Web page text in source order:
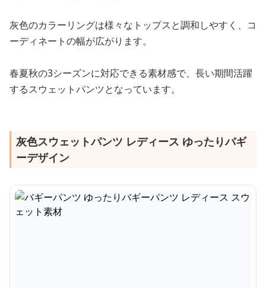
灰色のカラーリングは様々なトップスと調和しやすく、コ
ーディネートの幅が広がります。
春夏秋の3シーズンに対応できる素材感で、長い期間活躍
するスウェットパンツとなっています。
灰色スウェットパンツ レディース ゆったりバギ
ーデザイン